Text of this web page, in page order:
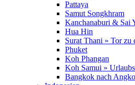
Pattaya
Samut Songkhram
Kanchanaburi & Sai
Hua Hin
Surat Thani » Tor zu
Phuket
Koh Phangan
Koh Samui »
Bangkok nach